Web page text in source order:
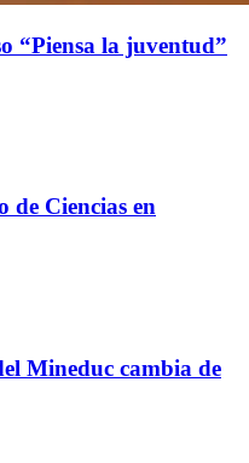
“Piensa la juventud”
de Ciencias en
Mineduc cambia de